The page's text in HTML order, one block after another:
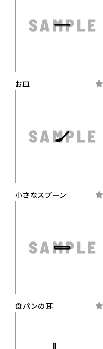
お皿
小さなスプーン
食パンの耳